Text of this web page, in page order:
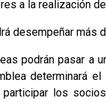
a la realización
desempeñar más
podrán pasar a
determinará
participar los